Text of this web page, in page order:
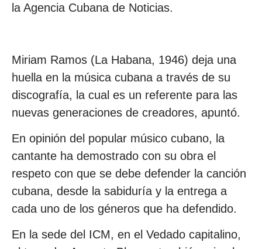
la Agencia Cubana de Noticias.
Miriam Ramos (La Habana, 1946) deja una
huella en la música cubana a través de su
discografía, la cual es un referente para las
nuevas generaciones de creadores, apuntó.
En opinión del popular músico cubano, la
cantante ha demostrado con su obra el
respeto con que se debe defender la canción
cubana, desde la sabiduría y la entrega a
cada uno de los géneros que ha defendido.
En la sede del ICM, en el Vedado capitalino,